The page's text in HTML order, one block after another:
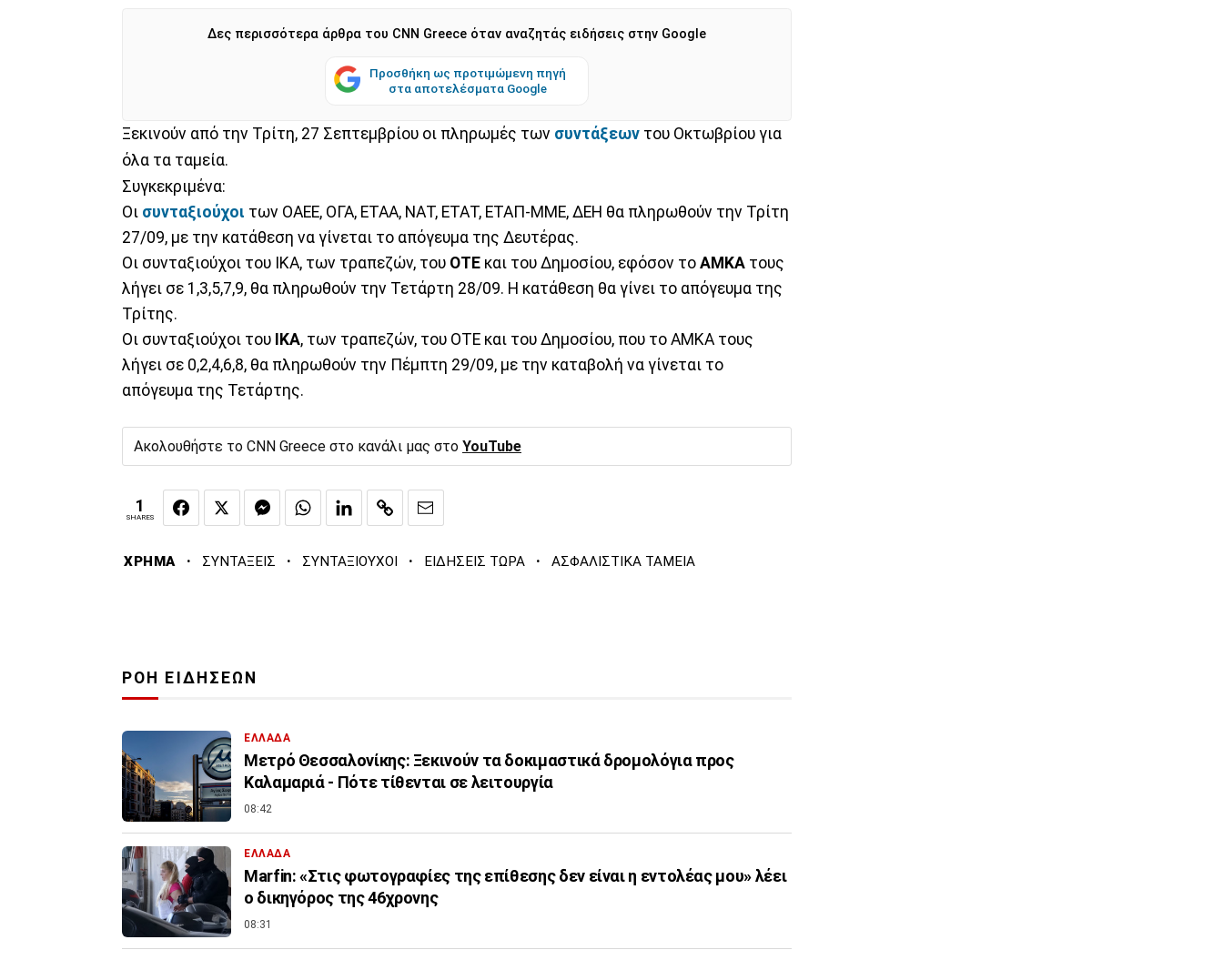
Δες περισσότερα άρθρα του CNN Greece όταν αναζητάς ειδήσεις στην Google
Προσθήκη ως προτιμώμενη πηγή
στα αποτελέσματα Google
Ξεκινούν από την Τρίτη, 27 Σεπτεμβρίου οι πληρωμές των συντάξεων του Οκτωβρίου για
όλα τα ταμεία.
Συγκεκριμένα:
Οι συνταξιούχοι των ΟΑΕΕ, ΟΓΑ, ΕΤΑΑ, ΝΑΤ, ΕΤΑΤ, ΕΤΑΠ-ΜΜΕ, ΔΕΗ θα πληρωθούν την Τρίτη
27/09, με την κατάθεση να γίνεται το απόγευμα της Δευτέρας.
Οι συνταξιούχοι του ΙΚΑ, των τραπεζών, του ΟΤΕ και του Δημοσίου, εφόσον το ΑΜΚΑ τους
λήγει σε 1,3,5,7,9, θα πληρωθούν την Τετάρτη 28/09. Η κατάθεση θα γίνει το απόγευμα της
Τρίτης.
Οι συνταξιούχοι του ΙΚΑ, των τραπεζών, του ΟΤΕ και του Δημοσίου, που το ΑΜΚΑ τους
λήγει σε 0,2,4,6,8, θα πληρωθούν την Πέμπτη 29/09, με την καταβολή να γίνεται το
απόγευμα της Τετάρτης.
Ακολουθήστε το CNN Greece στο κανάλι μας στο YouTube
1
SHARES
ΧΡΗΜΑ · ΣΥΝΤΑΞΕΙΣ · ΣΥΝΤΑΞΙΟΥΧΟΙ · ΕΙΔΗΣΕΙΣ ΤΩΡΑ · ΑΣΦΑΛΙΣΤΙΚΑ ΤΑΜΕΙΑ
ΡΟΗ ΕΙΔΗΣΕΩΝ
ΕΛΛΑΔΑ
Μετρό Θεσσαλονίκης: Ξεκινούν τα δοκιμαστικά δρομολόγια προς
Καλαμαριά - Πότε τίθενται σε λειτουργία
08:42
ΕΛΛΑΔΑ
Marfin: «Στις φωτογραφίες της επίθεσης δεν είναι η εντολέας μου» λέει
ο δικηγόρος της 46χρονης
08:31